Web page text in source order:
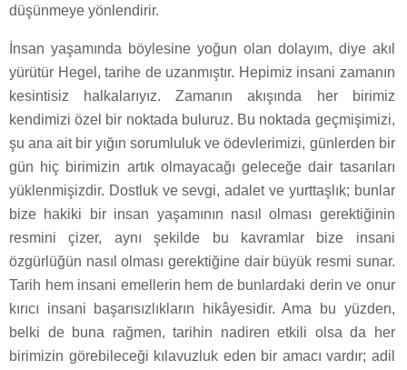
düşünmeye yönlendirir.
İnsan yaşamında böylesine yoğun olan dolayım, diye akıl
yürütür Hegel, tarihe de uzanmıştır. Hepimiz insani zamanın
kesintisiz halkalarıyız. Zamanın akışında her birimiz
kendimizi özel bir noktada buluruz. Bu noktada geçmişimizi,
şu ana ait bir yığın sorumluluk ve ödevlerimizi, günlerden bir
gün hiç birimizin artık olmayacağı geleceğe dair tasarıları
yüklenmişizdir. Dostluk ve sevgi, adalet ve yurttaşlık; bunlar
bize hakiki bir insan yaşamının nasıl olması gerektiğinin
resmini çizer, aynı şekilde bu kavramlar bize insani
özgürlüğün nasıl olması gerektiğine dair büyük resmi sunar.
Tarih hem insani emellerin hem de bunlardaki derin ve onur
kırıcı insani başarısızlıkların hikâyesidir. Ama bu yüzden,
belki de buna rağmen, tarihin nadiren etkili olsa da her
birimizin görebileceği kılavuzluk eden bir amacı vardır; adil